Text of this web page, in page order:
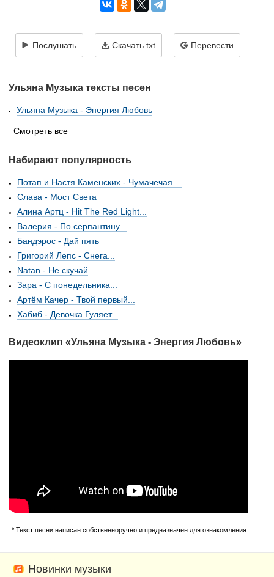
Послушать Скачать txt Перевести
Ульяна Музыка тексты песен
Ульяна Музыка - Энергия Любовь
Смотреть все
Набирают популярность
Потап и Настя Каменских - Чумачечая ...
Слава - Мост Света
Алина Артц - Hit The Red Light...
Валерия - По серпантину...
Бандэрос - Дай пять
Григорий Лепс - Снега...
Natan - Не скучай
Зара - С понедельника...
Артём Качер - Твой первый...
Хабиб - Девочка Гуляет...
Видеоклип «Ульяна Музыка - Энергия Любовь»
* Текст песни написан собственноручно и предназначен для ознакомления.
Новинки музыки